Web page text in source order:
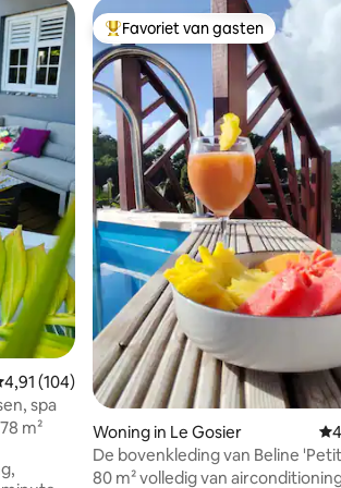
beoordeling van 4,91 uit 5, 104
4,91 (104)
spa
m²
Topfavoriet van gasten
Favoriet van gasten
Woning in Le Gosier
De bovenkleding van Beline
80 m² volledig van